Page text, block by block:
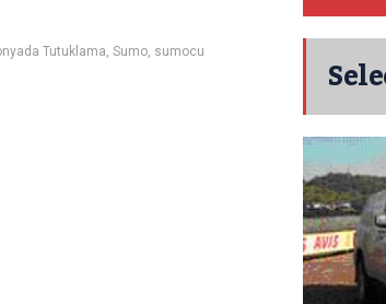
Tutuklama, Sumo, sumocu